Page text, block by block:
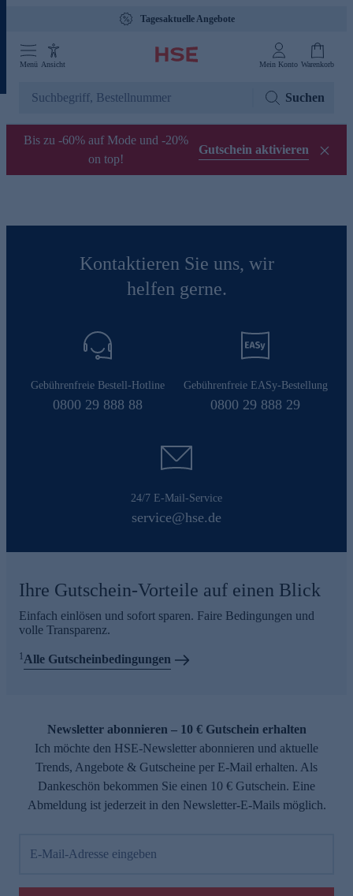
Tagesaktuelle Angebote
Menü Ansicht Mein Konto Warenkorb
Suchen
Bis zu -60% auf Mode und -20%
on top!
Gutschein aktivieren
Kontaktieren Sie uns, wir
helfen gerne.
Gebührenfreie Bestell-Hotline
0800 29 888 88
Gebührenfreie EASy-Bestellung
0800 29 888 29
24/7 E-Mail-Service
service@hse.de
Ihre Gutschein-Vorteile auf einen Blick
Einfach einlösen und sofort sparen. Faire Bedingungen und
volle Transparenz.
1Alle Gutscheinbedingungen
Newsletter abonnieren – 10 € Gutschein erhalten
Ich möchte den HSE-Newsletter abonnieren und aktuelle
Trends, Angebote & Gutscheine per E-Mail erhalten. Als
Dankeschön bekommen Sie einen 10 € Gutschein. Eine
Abmeldung ist jederzeit in den Newsletter-E-Mails möglich.
E-Mail-Adresse eingeben